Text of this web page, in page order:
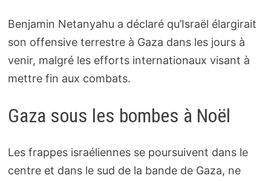
Benjamin Netanyahu a déclaré qu’Israël élargirait
son offensive terrestre à Gaza dans les jours à
venir, malgré les efforts internationaux visant à
mettre fin aux combats.
Gaza sous les bombes à Noël
Les frappes israéliennes se poursuivent dans le
centre et dans le sud de la bande de Gaza, ne